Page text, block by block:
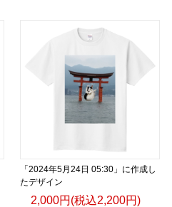
「2024年5月24日 05:30」に作成し
たデザイン
2,000円(税込2,200円)